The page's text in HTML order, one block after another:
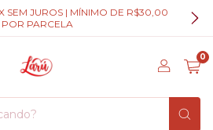
SEM JUROS | MÍNIMO DE R$30,00
POR PARCELA
0